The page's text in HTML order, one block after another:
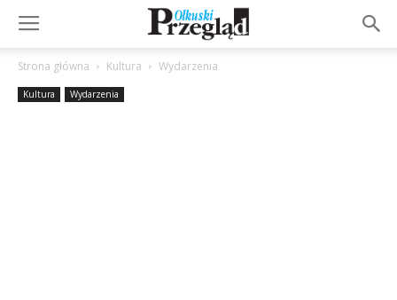
Strona główna Kultura Wydarzenia
Kultura Wydarzenia